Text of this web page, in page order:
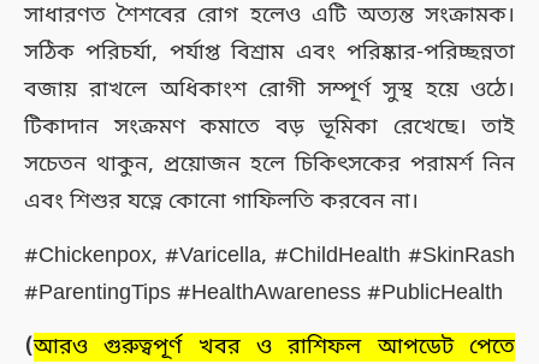
সাধারণত শৈশবের রোগ হলেও এটি অত্যন্ত সংক্রামক।
সঠিক পরিচর্যা, পর্যাপ্ত বিশ্রাম এবং পরিষ্কার-পরিচ্ছন্নতা
বজায় রাখলে অধিকাংশ রোগী সম্পূর্ণ সুস্থ হয়ে ওঠে।
টিকাদান সংক্রমণ কমাতে বড় ভূমিকা রেখেছে। তাই
সচেতন থাকুন, প্রয়োজন হলে চিকিৎসকের পরামর্শ নিন
এবং শিশুর যত্নে কোনো গাফিলতি করবেন না।
#Chickenpox, #Varicella, #ChildHealth #SkinRash
#ParentingTips #HealthAwareness #PublicHealth
(আরও গুরুত্বপূর্ণ খবর ও রাশিফল আপডেট পেতে